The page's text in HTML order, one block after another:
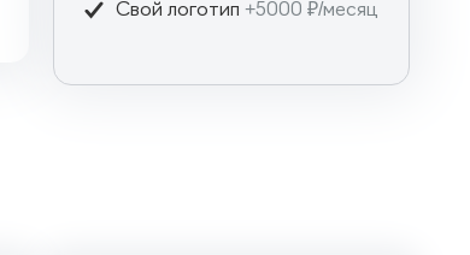

Свой логотип +5000 ₽/месяц